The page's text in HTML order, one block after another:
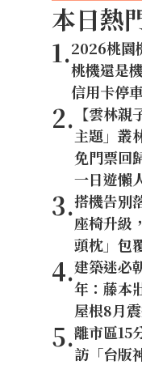
本日熱
1.2026桃園
桃機還是
信用卡停
2. 【雲林
主題」叢
免門票回
一日遊懶
3.搭機告別
座椅升級
頭枕」包
4.建築迷必
年：藤本
屋根8月
5.離市區15
訪「台版